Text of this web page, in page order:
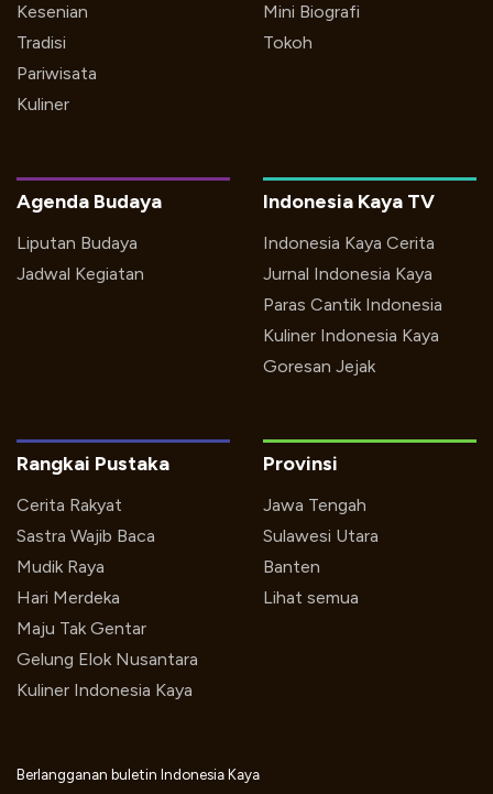
Kesenian
Tradisi
Pariwisata
Kuliner
Mini Biografi
Tokoh
Indonesia Kaya TV
Indonesia Kaya Cerita
Jurnal Indonesia Kaya
Paras Cantik Indonesia
Kuliner Indonesia Kaya
Goresan Jejak
Agenda Budaya
Liputan Budaya
Jadwal Kegiatan
Rangkai Pustaka
Cerita Rakyat
Sastra Wajib Baca
Mudik Raya
Hari Merdeka
Maju Tak Gentar
Gelung Elok Nusantara
Kuliner Indonesia Kaya
Provinsi
Jawa Tengah
Sulawesi Utara
Banten
Lihat semua
Berlangganan buletin Indonesia Kaya